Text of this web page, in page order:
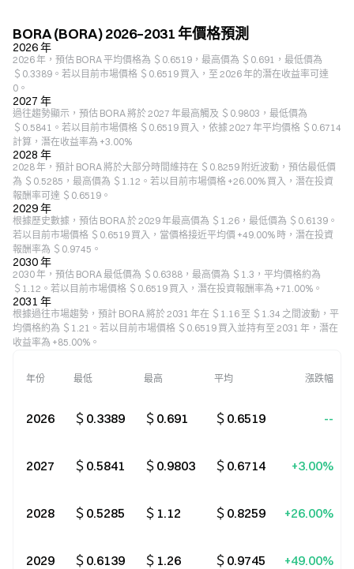
BORA (BORA) 2026–2031 年價格預測
2026 年
2026 年，預估 BORA 平均價格為 ＄0.6519，最高價為 ＄0.691，最低價為
＄0.3389。若以目前市場價格 ＄0.6519 買入，至 2026 年的潛在收益率可達
0。
2027 年
過往趨勢顯示，預估 BORA 將於 2027 年最高觸及 ＄0.9803，最低價為
＄0.5841。若以目前市場價格 ＄0.6519 買入，依據 2027 年平均價格 ＄0.6714
計算，潛在收益率為 +3.00%
2028 年
2028 年，預計 BORA 將於大部分時間維持在 ＄0.8259 附近波動，預估最低價
為 ＄0.5285，最高價為 ＄1.12。若以目前市場價格 +26.00% 買入，潛在投資
報酬率可達 ＄0.6519。
2029 年
根據歷史數據，預估 BORA 於 2029 年最高價為 ＄1.26，最低價為 ＄0.6139。
若以目前市場價格 ＄0.6519 買入，當價格接近平均價 +49.00% 時，潛在投資
報酬率為 ＄0.9745。
2030 年
2030 年，預估 BORA 最低價為 ＄0.6388，最高價為 ＄1.3，平均價格約為
＄1.12。若以目前市場價格 ＄0.6519 買入，潛在投資報酬率為 +71.00%。
2031 年
根據過往市場趨勢，預計 BORA 將於 2031 年在 ＄1.16 至 ＄1.34 之間波動，平
均價格約為 ＄1.21。若以目前市場價格 ＄0.6519 買入並持有至 2031 年，潛在
收益率為 +85.00%。
年份 最低 最高 平均 漲跌幅
2026 ＄0.3389 ＄0.691 ＄0.6519 --
2027 ＄0.5841 ＄0.9803 ＄0.6714 +3.00%
2028 ＄0.5285 ＄1.12 ＄0.8259 +26.00%
2029 ＄0.6139 ＄1.26 ＄0.9745 +49.00%